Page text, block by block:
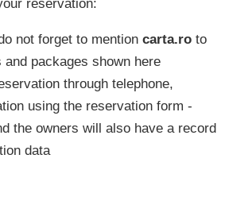
reservation:
not forget to mention carta.ro to
and packages shown here
through telephone,
using the reservation form -
the owners will also have a record
data